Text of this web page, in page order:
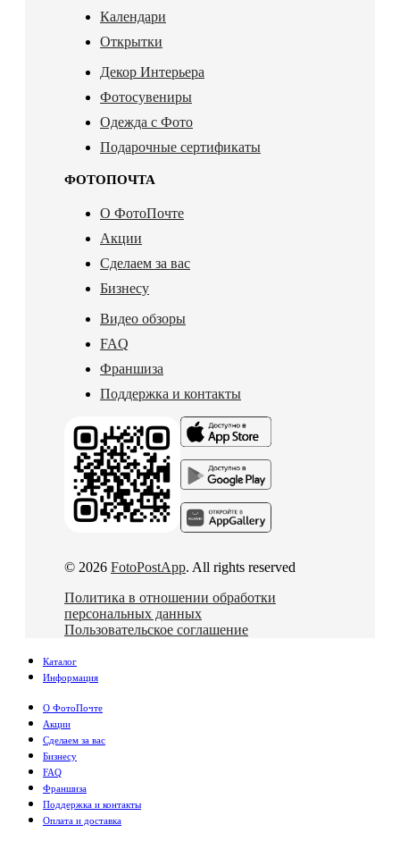
Календари
Открытки
Декор Интерьера
Фотосувениры
Одежда с Фото
Подарочные сертификаты
ФОТОПОЧТА
О ФотоПочте
Акции
Сделаем за вас
Бизнесу
Видео обзоры
FAQ
Франшиза
Поддержка и контакты
© 2026 FotoPostApp. All rights reserved
Политика в отношении обработки
персональных данных
Пользовательское соглашение
Каталог
Информация
О ФотоПочте
Акции
Сделаем за вас
Бизнесу
FAQ
Франшиза
Поддержка и контакты
Оплата и доставка